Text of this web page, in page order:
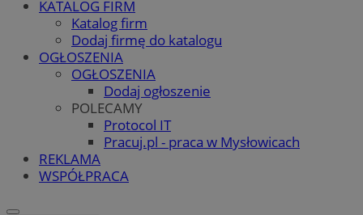
KATALOG FIRM
Katalog firm
Dodaj firmę do katalogu
OGŁOSZENIA
OGŁOSZENIA
Dodaj ogłoszenie
POLECAMY
Protocol IT
Pracuj.pl - praca w Mysłowicach
REKLAMA
WSPÓŁPRACA